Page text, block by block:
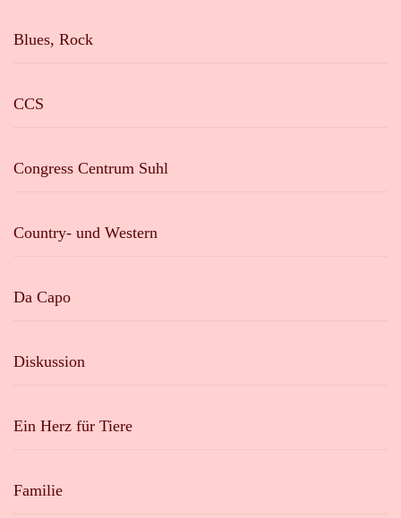
Blues, Rock
CCS
Congress Centrum Suhl
Country- und Western
Da Capo
Diskussion
Ein Herz für Tiere
Familie